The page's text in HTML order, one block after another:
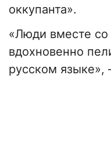
оккупанта».
«Люди вместе
вдохновенно
русском языке»,